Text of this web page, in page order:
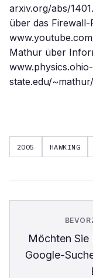
arxiv.org/abs/
über das Firewall-
Mathur über
www.physics.ohio-
state.edu/
2005 HAWKING
Möchten Sie
Google-